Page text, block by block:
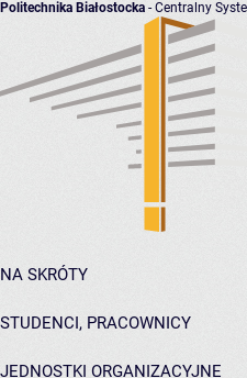
Politechnika Białostocka - Centralny
NA SKRÓTY
STUDENCI, PRACOWNICY
JEDNOSTKI ORGANIZACYJNE